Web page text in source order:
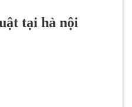
tại hà nội